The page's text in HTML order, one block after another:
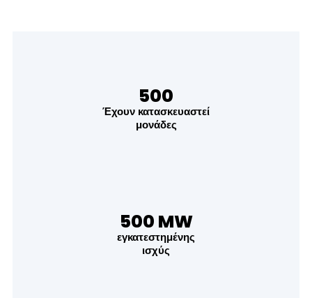
500
Έχουν κατασκευαστεί
μονάδες
500 MW
εγκατεστημένης
ισχύς